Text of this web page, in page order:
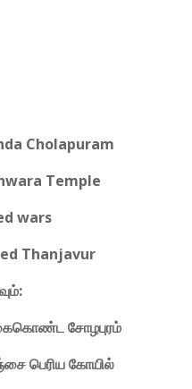
Cholapuram
Temple
wars
Thanjavur
சோழபுரம்
பெரிய கோயில்